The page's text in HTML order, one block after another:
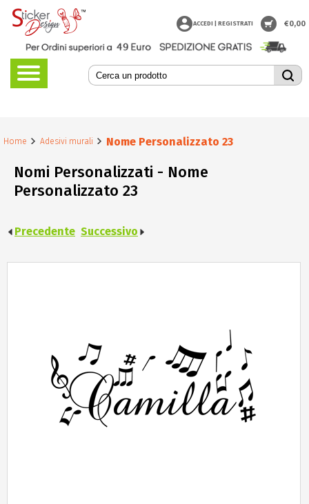
Home Adesivi murali Nome Personalizzato 23
Nomi Personalizzati - Nome
Personalizzato 23
Precedente Successivo
ACCEDI | REGISTRATI €0,00